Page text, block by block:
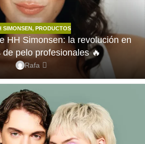
SIMONSEN, PRODUCTOS
HH Simonsen: la revolución en
pelo profesionales 🔥
Rafa